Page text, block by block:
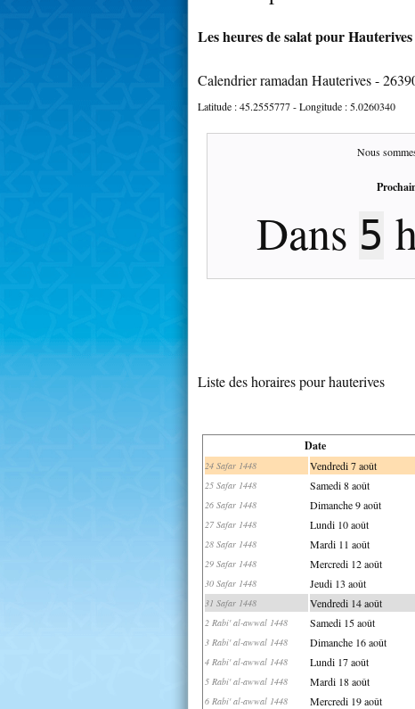
Les heures de salat pour
Calendrier ramadan Hauterives -
Latitude :45.2555777- Longitude : 5.0260340
Nous
Dans 5
Liste des horaires pour hauterives
Date
24 Safar 1448 Vendredi 7 août
25 Safar 1448 Samedi 8 août
26 Safar 1448 Dimanche 9 août
27 Safar 1448 Lundi 10 août
28 Safar 1448 Mardi 11 août
29 Safar 1448 Mercredi 12 août
30 Safar 1448 Jeudi 13 août
31 Safar 1448 Vendredi 14 août
2 Rabi' al-awwal 1448 Samedi 15 août
3 Rabi' al-awwal 1448 Dimanche 16 août
4 Rabi' al-awwal 1448 Lundi 17 août
5 Rabi' al-awwal 1448 Mardi 18 août
6 Rabi' al-awwal 1448 Mercredi 19 août